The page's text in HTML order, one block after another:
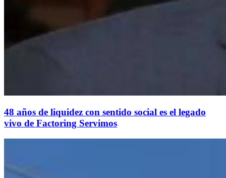
48 años de liquidez con sentido social es el legado
vivo de Factoring Servimos